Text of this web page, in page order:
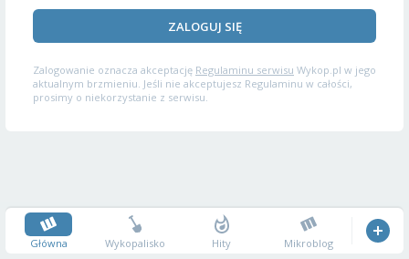
ZALOGUJ SIĘ
Zalogowanie oznacza akceptację Regulaminu serwisu Wykop.pl w jego
aktualnym brzmieniu. Jeśli nie akceptujesz Regulaminu w całości,
prosimy o niekorzystanie z serwisu.
Główna Wykopalisko Hity Mikroblog